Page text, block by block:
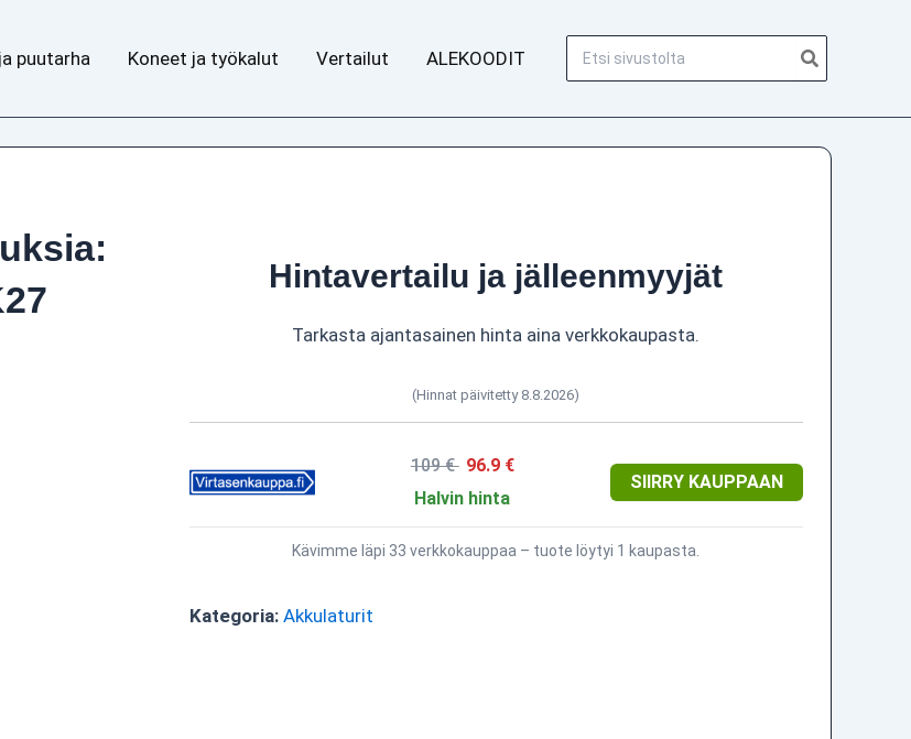
puutarha Koneet ja työkalut Vertailut ALEKOODIT
Hintavertailu ja jälleenmyyjät
Tarkasta ajantasainen hinta aina verkkokaupasta.
(Hinnat päivitetty 8.8.2026)
109 € 96.9 €
Halvin hinta
SIIRRY KAUPPAAN
Kävimme läpi 33 verkkokauppaa – tuote löytyi 1 kaupasta.
Kategoria: Akkulaturit